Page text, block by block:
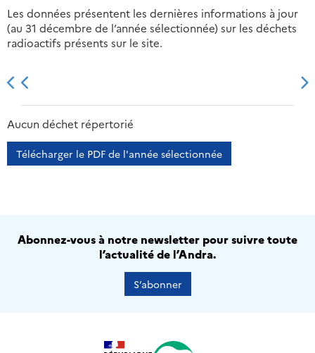
Les données présentent les dernières informations à jour
(au 31 décembre de l’année sélectionnée) sur les déchets
radioactifs présents sur le site.
2013 2014
Aucun déchet répertorié
Télécharger le PDF de l'année sélectionnée
Abonnez-vous à notre newsletter pour suivre toute
l’actualité de l’Andra.
S’abonner